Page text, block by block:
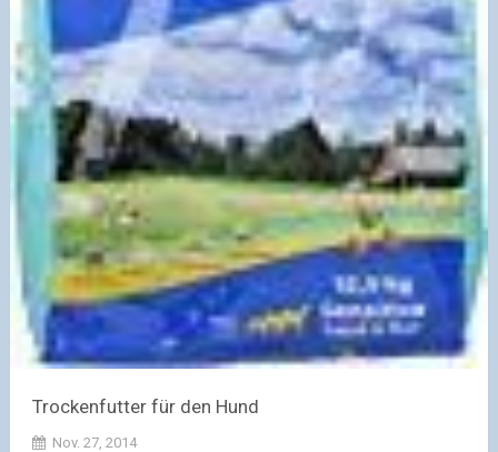
Trockenfutter für den Hund
Nov. 27, 2014